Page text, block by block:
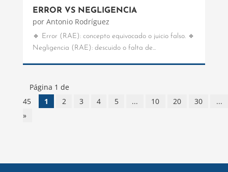
ERROR VS NEGLIGENCIA
por Antonio Rodríguez
🔹 Error (RAE): concepto equivocado o juicio falso. 🔹
Negligencia (RAE): descuido o falta de...
Página 1 de
45
1 2 3 4 5 ... 10 20 30
...
»